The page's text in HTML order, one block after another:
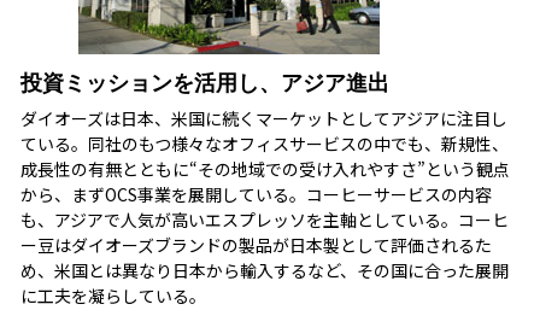
投資ミッションを活用し、アジア進出
ダイオーズは日本、米国に続くマーケットとしてアジアに注目し
ている。同社のもつ様々なオフィスサービスの中でも、新規性、
成長性の有無とともに“その地域での受け入れやすさ”という観点
から、まずOCS事業を展開している。コーヒーサービスの内容
も、アジアで人気が高いエスプレッソを主軸としている。コーヒ
ー豆はダイオーズブランドの製品が日本製として評価されるた
め、米国とは異なり日本から輸入するなど、その国に合った展開
に工夫を凝らしている。